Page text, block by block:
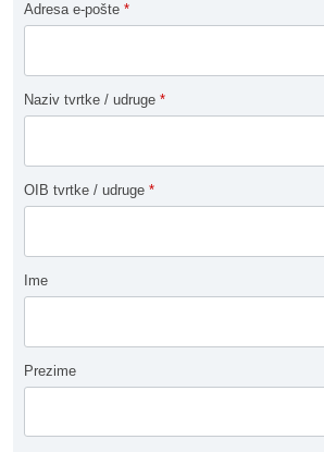
Adresa e-pošte *
Naziv tvrtke / udruge *
OIB tvrtke / udruge *
Ime
Prezime